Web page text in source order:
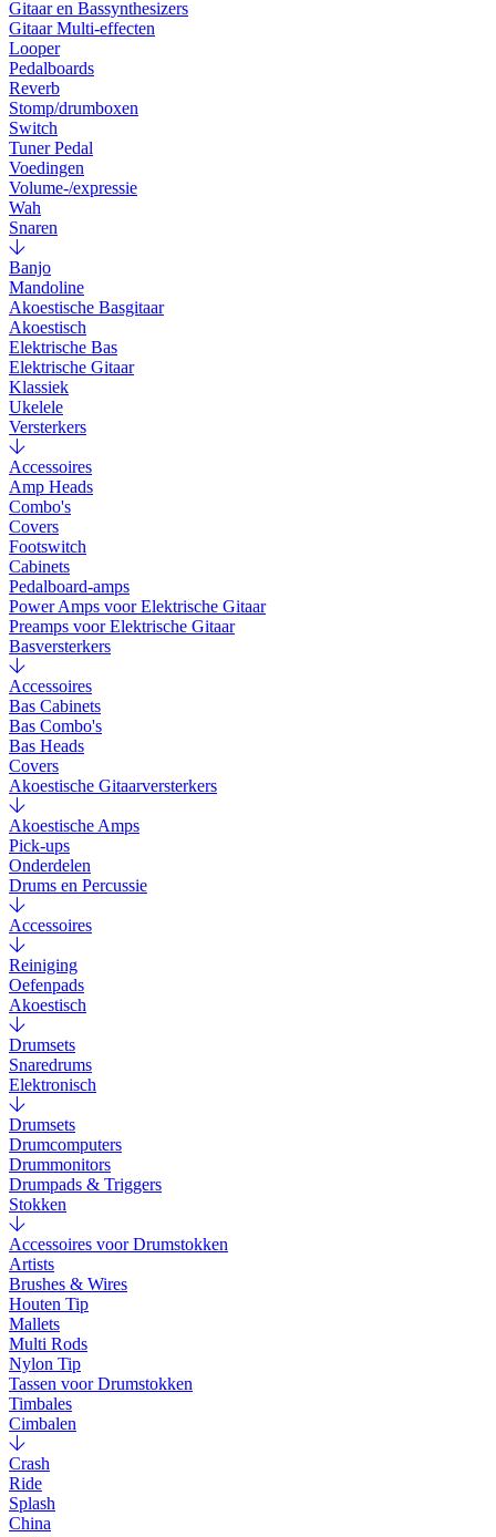
Gitaar en Bassynthesizers
Gitaar Multi-effecten
Looper
Pedalboards
Reverb
Stomp/drumboxen
Switch
Tuner Pedal
Voedingen
Volume-/expressie
Wah
Snaren
Banjo
Mandoline
Akoestische Basgitaar
Akoestisch
Elektrische Bas
Elektrische Gitaar
Klassiek
Ukelele
Versterkers
Accessoires
Amp Heads
Combo's
Covers
Footswitch
Cabinets
Pedalboard-amps
Power Amps voor Elektrische Gitaar
Preamps voor Elektrische Gitaar
Basversterkers
Accessoires
Bas Cabinets
Bas Combo's
Bas Heads
Covers
Akoestische Gitaarversterkers
Akoestische Amps
Pick-ups
Onderdelen
Drums en Percussie
Accessoires
Reiniging
Oefenpads
Akoestisch
Drumsets
Snaredrums
Elektronisch
Drumsets
Drumcomputers
Drummonitors
Drumpads & Triggers
Stokken
Accessoires voor Drumstokken
Artists
Brushes & Wires
Houten Tip
Mallets
Multi Rods
Nylon Tip
Tassen voor Drumstokken
Timbales
Cimbalen
Crash
Ride
Splash
China